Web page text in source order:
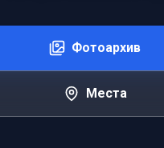
Фотоархив
Места